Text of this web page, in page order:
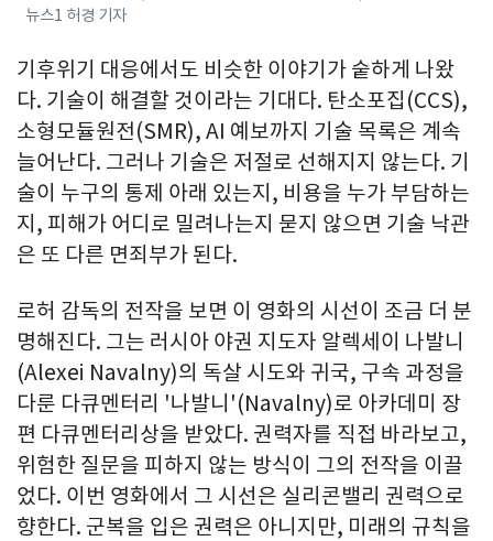
뉴스1 허경 기자
기후위기 대응에서도 비슷한 이야기가 숱하게 나왔
다. 기술이 해결할 것이라는 기대다. 탄소포집(CCS),
소형모듈원전(SMR), AI 예보까지 기술 목록은 계속
늘어난다. 그러나 기술은 저절로 선해지지 않는다. 기
술이 누구의 통제 아래 있는지, 비용을 누가 부담하는
지, 피해가 어디로 밀려나는지 묻지 않으면 기술 낙관
은 또 다른 면죄부가 된다.
로허 감독의 전작을 보면 이 영화의 시선이 조금 더 분
명해진다. 그는 러시아 야권 지도자 알렉세이 나발니
(Alexei Navalny)의 독살 시도와 귀국, 구속 과정을
다룬 다큐멘터리 '나발니'(Navalny)로 아카데미 장
편 다큐멘터리상을 받았다. 권력자를 직접 바라보고,
위험한 질문을 피하지 않는 방식이 그의 전작을 이끌
었다. 이번 영화에서 그 시선은 실리콘밸리 권력으로
향한다. 군복을 입은 권력은 아니지만, 미래의 규칙을